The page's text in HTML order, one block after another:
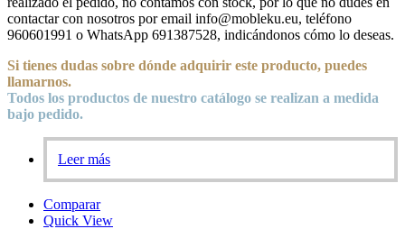
contactar con nosotros por email info@mobleku.eu, teléfono
960601991 o WhatsApp 691387528, indicándonos cómo lo deseas.
Si tienes dudas sobre dónde adquirir este producto, puedes
llamarnos.
Todos los productos de nuestro catálogo se realizan a medida
bajo pedido.
Leer más
Comparar
Quick View